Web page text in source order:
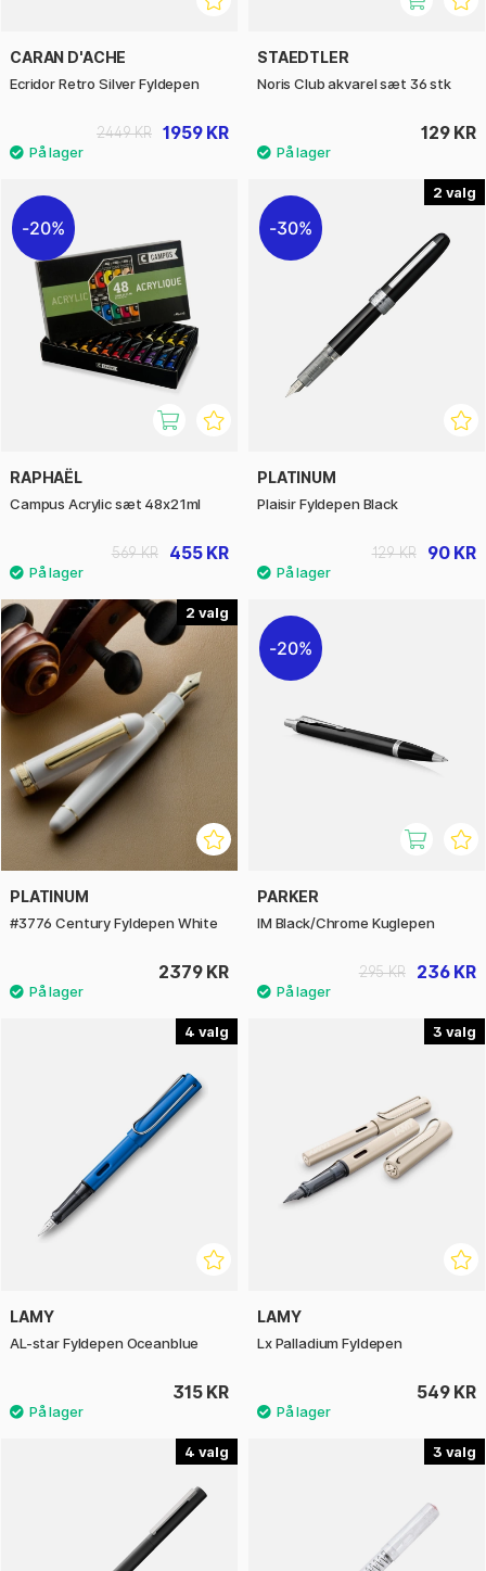
CARAN D'ACHE
Ecridor Retro Silver Fyldepen
1959 KR
2449 KR
STAEDTLER
Noris Club akvarel sæt 36 stk
129 KR
20%
RAPHAËL
Campus Acrylic sæt 48x21ml
455 KR
569 KR
2
30%
PLATINUM
Plaisir Fyldepen Black
90 KR
129 KR
2
PLATINUM
#3776 Century Fyldepen White
2379 KR
20%
PARKER
IM Black/Chrome Kuglepen
236 KR
295 KR
4
LAMY
AL-star Fyldepen Oceanblue
315 KR
3
LAMY
Lx Palladium Fyldepen
549 KR
4 3